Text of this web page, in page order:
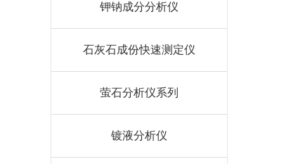
钾钠成分分析仪
石灰石成份快速测定仪
萤石分析仪系列
镀液分析仪